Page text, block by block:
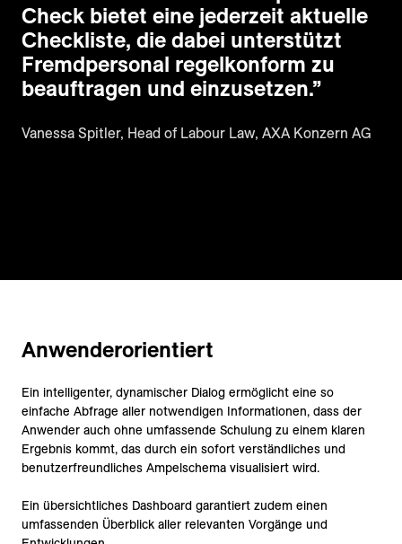
Check bietet eine jederzeit aktuelle
Checkliste, die dabei unterstützt
Fremdpersonal regelkonform zu
beauftragen und einzusetzen.”
Vanessa Spitler, Head of Labour Law, AXA Konzern AG
Anwenderorientiert
Ein intelligenter, dynamischer Dialog ermöglicht eine so
einfache Abfrage aller notwendigen Informationen, dass der
Anwender auch ohne umfassende Schulung zu einem klaren
Ergebnis kommt, das durch ein sofort verständliches und
benutzerfreundliches Ampelschema visualisiert wird.
Ein übersichtliches Dashboard garantiert zudem einen
umfassenden Überblick aller relevanten Vorgänge und